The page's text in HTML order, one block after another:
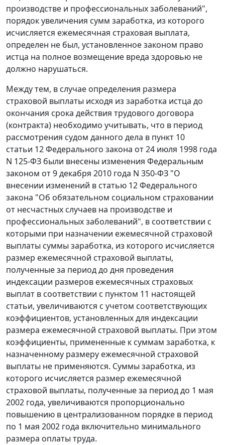
производстве и профессиональных заболеваний",
порядок увеличения сумм заработка, из которого
исчисляется ежемесячная страховая выплата,
определен не был, установленное законом право
истца на полное возмещение вреда здоровью не
должно нарушаться.
Между тем, в случае определения размера
страховой выплаты исходя из заработка истца до
окончания срока действия трудового договора
(контракта) необходимо учитывать, что в период
рассмотрения судом данного дела в пункт 10
статьи 12Федерального закона от 24 июля 1998 года
N 125-ФЗ были внесены изменения Федеральным
законом от 9 декабря 2010 года N 350-ФЗ "О
внесении изменений в статью 12 Федерального
закона "Об обязательном социальном страховании
от несчастных случаев на производстве и
профессиональных заболеваний", в соответствии с
которыми при назначении ежемесячной страховой
выплаты суммы заработка, из которого исчисляется
размер ежемесячной страховой выплаты,
полученные за период до дня проведения
индексации размеров ежемесячных страховых
выплат в соответствии с пунктом 11 настоящей
статьи, увеличиваются с учетом соответствующих
коэффициентов, установленных для индексации
размера ежемесячной страховой выплаты. При этом
коэффициенты, примененные к суммам заработка, к
назначенному размеру ежемесячной страховой
выплаты не применяются. Суммы заработка, из
которого исчисляется размер ежемесячной
страховой выплаты, полученные за период до 1 мая
2002 года, увеличиваются пропорционально
повышению в централизованном порядке в период
по 1 мая 2002 года включительно минимального
размера оплаты труда.